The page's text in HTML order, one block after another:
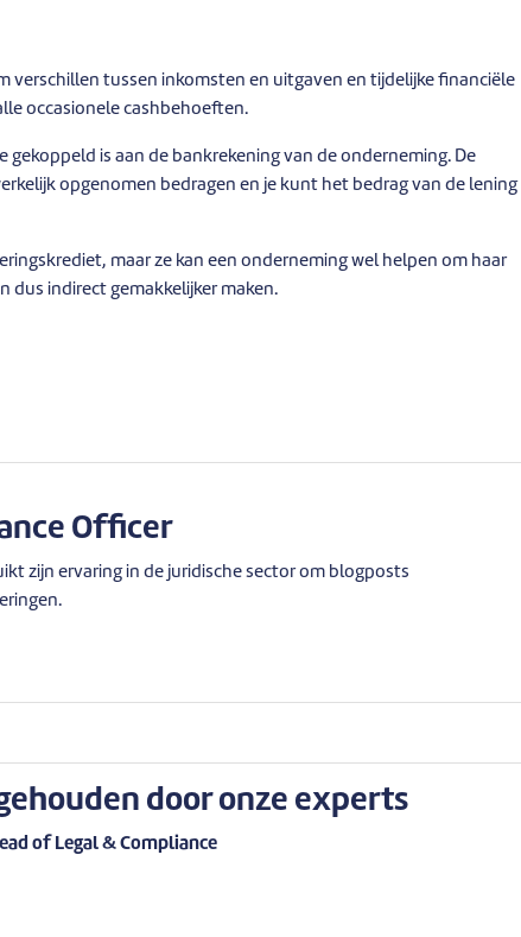
verschillen tussen inkomsten en uitgaven en tijdelijke financiële
occasionele cashbehoeften.
gekoppeld is aan de bankrekening van de onderneming. De
opgenomen bedragen en je kunt het bedrag van de lening
maar ze kan een onderneming wel helpen om haar
dus indirect gemakkelijker maken.
Officer
zijn ervaring in de juridische sector om blogposts
door onze experts
of Legal & Compliance